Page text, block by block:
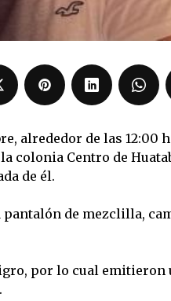
alrededor de las 12:00
colonia Centro de
de él.
de mezclilla,
por lo cual emitieron